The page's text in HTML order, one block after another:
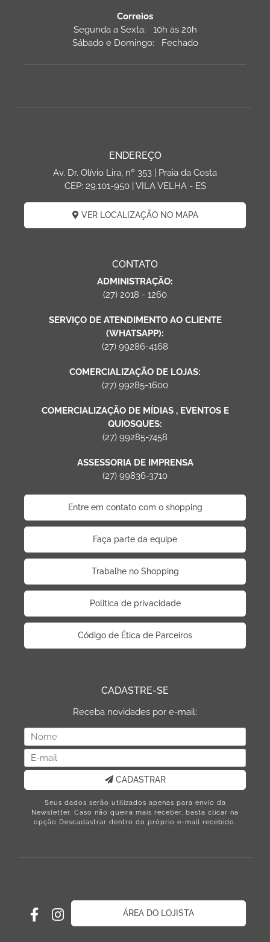
Correios
Segunda a Sexta: 10h às 20h
Sábado e Domingo: Fechado
ENDEREÇO
Av. Dr. Olívio Lira, nº 353 | Praia da Costa
CEP: 29.101-950 | VILA VELHA - ES
VER LOCALIZAÇÃO NO MAPA
CONTATO
ADMINISTRAÇÃO:
(27) 2018 - 1260
SERVIÇO DE ATENDIMENTO AO CLIENTE
(WHATSAPP):
(27) 99286-4168
COMERCIALIZAÇÃO DE LOJAS:
(27) 99285-1600
COMERCIALIZAÇÃO DE MÍDIAS , EVENTOS E
QUIOSQUES:
(27) 99285-7458
ASSESSORIA DE IMPRENSA
(27) 99836-3710
Entre em contato com o shopping
Faça parte da equipe
Trabalhe no Shopping
Politica de privacidade
Código de Ética de Parceiros
CADASTRE-SE
Receba novidades por e-mail:
CADASTRAR
Seus dados serão utilizados apenas para envio da
Newsletter. Caso não queira mais receber, basta clicar na
opção Descadastrar dentro do próprio e-mail recebido.
ÁREA DO LOJISTA